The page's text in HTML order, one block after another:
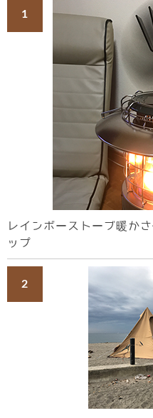
レインボーストーブ暖か
ップ